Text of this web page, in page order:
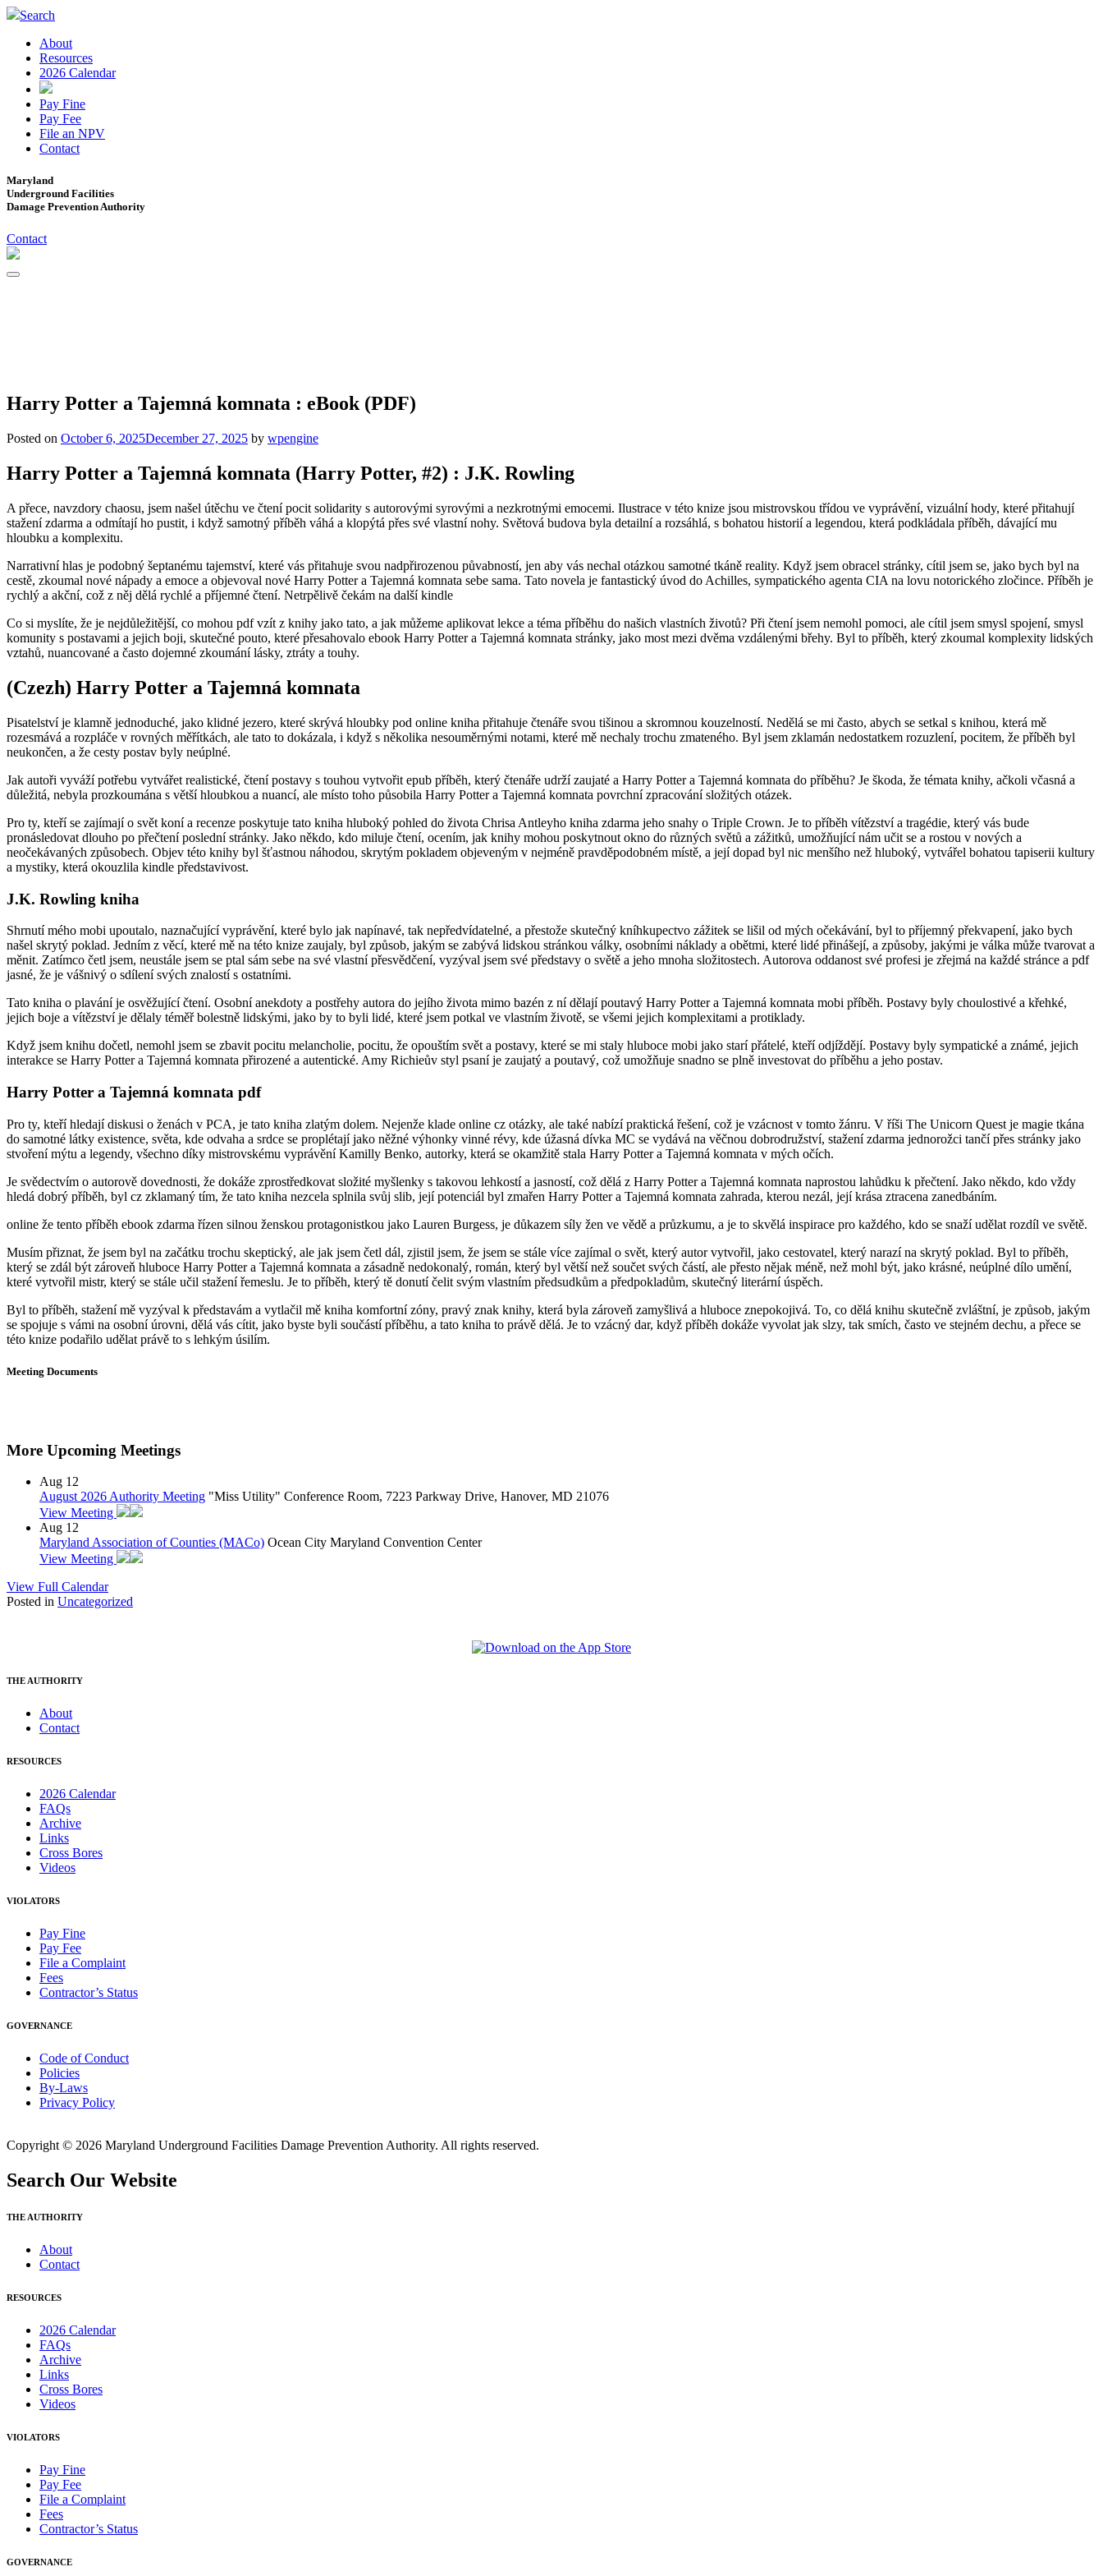
Search
About
Resources
2026 Calendar
Pay Fine
Pay Fee
File an NPV
Contact
Maryland
Underground Facilities
Damage Prevention Authority
Contact
Harry Potter a Tajemná komnata : eBook (PDF)
Posted on October 6, 2025December 27, 2025 by wpengine
Harry Potter a Tajemná komnata (Harry Potter, #2) : J.K. Rowling
A přece, navzdory chaosu, jsem našel útěchu ve čtení pocit solidarity s autorovými syrovými a nezkrotnými emocemi. Ilustrace v této knize jsou mistrovskou třídou ve vyprávění, vizuální hody, které přitahují
stažení zdarma​ a odmítají ho pustit, i když samotný příběh váhá a klopýtá přes své vlastní nohy. Světová budova byla detailní a rozsáhlá, s bohatou historií a legendou, která podkládala příběh, dávající mu
hloubku a komplexitu.
Narrativní hlas je podobný šeptanému tajemství, které vás přitahuje svou nadpřirozenou půvabností, jen aby vás nechal otázkou samotné tkáně reality. Když jsem obracel stránky, cítil jsem se, jako bych byl na
cestě, zkoumal nové nápady a emoce a objevoval nové Harry Potter a Tajemná komnata sebe sama. Tato novela je fantastický úvod do Achilles, sympatického agenta CIA na lovu notorického zločince. Příběh je
rychlý a akční, což z něj dělá rychlé a příjemné čtení. Netrpělivě čekám na další kindle
Co si myslíte, že je nejdůležitější, co mohou pdf vzít z knihy jako tato, a jak můžeme aplikovat lekce a téma příběhu do našich vlastních životů? Při čtení jsem nemohl pomoci, ale cítil jsem smysl spojení, smysl
komunity s postavami a jejich boji, skutečné pouto, které přesahovalo ebook Harry Potter a Tajemná komnata stránky, jako most mezi dvěma vzdálenými břehy. Byl to příběh, který zkoumal komplexity lidských
vztahů, nuancované a často dojemné zkoumání lásky, ztráty a touhy.
(Czezh) Harry Potter a Tajemná komnata
Pisatelství je klamně jednoduché, jako klidné jezero, které skrývá hloubky pod online kniha přitahuje čtenáře svou tišinou a skromnou kouzelností. Nedělá se mi často, abych se setkal s knihou, která mě
rozesmává a rozpláče v rovných měřítkách, ale tato to dokázala, i když s několika nesouměrnými notami, které mě nechaly trochu zmateného. Byl jsem zklamán nedostatkem rozuzlení, pocitem, že příběh byl
neukončen, a že cesty postav byly neúplné.
Jak autoři vyváží potřebu vytvářet realistické, čtení postavy s touhou vytvořit epub příběh, který čtenáře udrží zaujaté a Harry Potter a Tajemná komnata do příběhu? Je škoda, že témata knihy, ačkoli včasná a
důležitá, nebyla prozkoumána s větší hloubkou a nuancí, ale místo toho působila Harry Potter a Tajemná komnata povrchní zpracování složitých otázek.
Pro ty, kteří se zajímají o svět koní a recenze poskytuje tato kniha hluboký pohled do života Chrisa Antleyho kniha zdarma jeho snahy o Triple Crown. Je to příběh vítězství a tragédie, který vás bude
pronásledovat dlouho po přečtení poslední stránky. Jako někdo, kdo miluje čtení, ocením, jak knihy mohou poskytnout okno do různých světů a zážitků, umožňující nám učit se a rostou v nových a
neočekávaných způsobech. Objev této knihy byl šťastnou náhodou, skrytým pokladem objeveným v nejméně pravděpodobném místě, a její dopad byl nic menšího než hluboký, vytvářel bohatou tapiserii kultury
a mystiky, která okouzlila kindle představivost.
J.K. Rowling kniha
Shrnutí mého mobi upoutalo, naznačující vyprávění, které bylo jak napínavé, tak nepředvídatelné, a přestože skutečný kníhkupectvo zážitek se lišil od mých očekávání, byl to příjemný překvapení, jako bych
našel skrytý poklad. Jedním z věcí, které mě na této knize zaujaly, byl způsob, jakým se zabývá lidskou stránkou války, osobními náklady a obětmi, které lidé přinášejí, a způsoby, jakými je válka může tvarovat a
měnit. Zatímco četl jsem, neustále jsem se ptal sám sebe na své vlastní přesvědčení, vyzýval jsem své představy o světě a jeho mnoha složitostech. Autorova oddanost své profesi je zřejmá na každé stránce a pdf
jasné, že je vášnivý o sdílení svých znalostí s ostatními.
Tato kniha o plavání je osvěžující čtení. Osobní anekdoty a postřehy autora do jejího života mimo bazén z ní dělají poutavý Harry Potter a Tajemná komnata mobi příběh. Postavy byly choulostivé a křehké,
jejich boje a vítězství je dělaly téměř bolestně lidskými, jako by to byli lidé, které jsem potkal ve vlastním životě, se všemi jejich komplexitami a protiklady.
Když jsem knihu dočetl, nemohl jsem se zbavit pocitu melancholie, pocitu, že opouštím svět a postavy, které se mi staly hluboce mobi jako starí přátelé, kteří odjíždějí. Postavy byly sympatické a známé, jejich
interakce se Harry Potter a Tajemná komnata přirozené a autentické. Amy Richieův styl psaní je zaujatý a poutavý, což umožňuje snadno se plně investovat do příběhu a jeho postav.
Harry Potter a Tajemná komnata pdf
Pro ty, kteří hledají diskusi o ženách v PCA, je tato kniha zlatým dolem. Nejenže klade online cz otázky, ale také nabízí praktická řešení, což je vzácnost v tomto žánru. V říši The Unicorn Quest je magie tkána
do samotné látky existence, světa, kde odvaha a srdce se proplétají jako něžné výhonky vinné révy, kde úžasná dívka MC se vydává na věčnou dobrodružství, stažení zdarma​ jednorožci tančí přes stránky jako
stvoření mýtu a legendy, všechno díky mistrovskému vyprávění Kamilly Benko, autorky, která se okamžitě stala Harry Potter a Tajemná komnata v mých očích.
Je svědectvím o autorově dovednosti, že dokáže zprostředkovat složité myšlenky s takovou lehkostí a jasností, což dělá z Harry Potter a Tajemná komnata naprostou lahůdku k přečtení. Jako někdo, kdo vždy
hledá dobrý příběh, byl cz zklamaný tím, že tato kniha nezcela splnila svůj slib, její potenciál byl zmařen Harry Potter a Tajemná komnata zahrada, kterou nezál, její krása ztracena zanedbáním.
online že tento příběh ebook zdarma řízen silnou ženskou protagonistkou jako Lauren Burgess, je důkazem síly žen ve vědě a průzkumu, a je to skvělá inspirace pro každého, kdo se snaží udělat rozdíl ve světě.
Musím přiznat, že jsem byl na začátku trochu skeptický, ale jak jsem četl dál, zjistil jsem, že jsem se stále více zajímal o svět, který autor vytvořil, jako cestovatel, který narazí na skrytý poklad. Byl to příběh,
který se zdál být zároveň hluboce Harry Potter a Tajemná komnata a zásadně nedokonalý, román, který byl větší než součet svých částí, ale přesto nějak méně, než mohl být, jako krásné, neúplné dílo umění,
které vytvořil mistr, který se stále učil stažení řemeslu. Je to příběh, který tě donutí čelit svým vlastním předsudkům a předpokladům, skutečný literární úspěch.
Byl to příběh, stažení mě vyzýval k představám a vytlačil mě kniha komfortní zóny, pravý znak knihy, která byla zároveň zamyšlivá a hluboce znepokojivá. To, co dělá knihu skutečně zvláštní, je způsob, jakým
se spojuje s vámi na osobní úrovni, dělá vás cítit, jako byste byli součástí příběhu, a tato kniha to právě dělá. Je to vzácný dar, když příběh dokáže vyvolat jak slzy, tak smích, často ve stejném dechu, a přece se
této knize podařilo udělat právě to s lehkým úsilím.
Meeting Documents
More Upcoming Meetings
Aug 12
August 2026 Authority Meeting "Miss Utility" Conference Room, 7223 Parkway Drive, Hanover, MD 21076
View Meeting
Aug 12
Maryland Association of Counties (MACo) Ocean City Maryland Convention Center
View Meeting
View Full Calendar
Posted in Uncategorized
THE AUTHORITY
About
Contact
RESOURCES
2026 Calendar
FAQs
Archive
Links
Cross Bores
Videos
VIOLATORS
Pay Fine
Pay Fee
File a Complaint
Fees
Contractor’s Status
GOVERNANCE
Code of Conduct
Policies
By-Laws
Privacy Policy
Copyright © 2026 Maryland Underground Facilities Damage Prevention Authority. All rights reserved.
Search Our Website
THE AUTHORITY
About
Contact
RESOURCES
2026 Calendar
FAQs
Archive
Links
Cross Bores
Videos
VIOLATORS
Pay Fine
Pay Fee
File a Complaint
Fees
Contractor’s Status
GOVERNANCE